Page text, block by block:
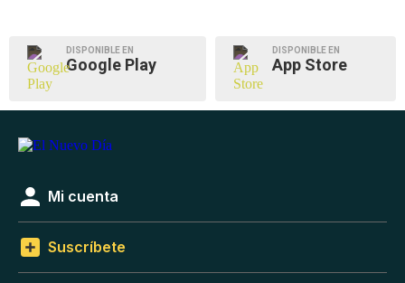
DISPONIBLE EN
Google Play
DISPONIBLE EN
App Store
Mi cuenta
Suscríbete